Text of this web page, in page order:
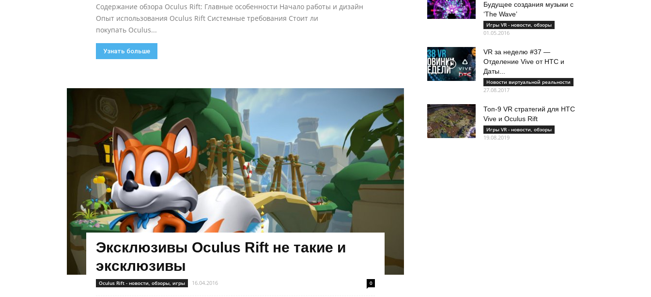
Содержание обзора Oculus Rift: Главные особенности Начало работы и дизайн
Опыт использования Oculus Rift Системные требования Стоит ли
покупать Oculus...
Узнать больше
Эксклюзивы Oculus Rift не такие и
эксклюзивы
Oculus Rift - новости, обзоры, игры 16.04.2016 0
Будущее создания музыки с
‘The Wave’
Игры VR - новости, обзоры
01.05.2016
VR за неделю #37 —
Отделение Vive от HTC и
Даты...
Новости виртуальной реальности
27.08.2017
Топ-9 VR стратегий для HTC
Vive и Oculus Rift
Игры VR - новости, обзоры
19.08.2019